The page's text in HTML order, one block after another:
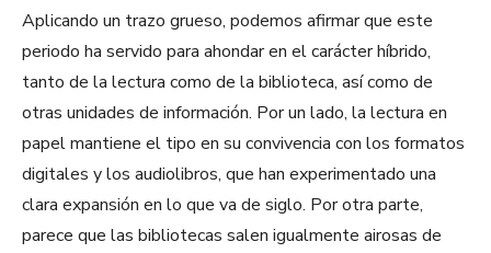
Aplicando un trazo grueso, podemos afirmar que este
periodo ha servido para ahondar en el carácter híbrido,
tanto de la lectura como de la biblioteca, así como de
otras unidades de información. Por un lado, la lectura en
papel mantiene el tipo en su convivencia con los formatos
digitales y los audiolibros, que han experimentado una
clara expansión en lo que va de siglo. Por otra parte,
parece que las bibliotecas salen igualmente airosas de